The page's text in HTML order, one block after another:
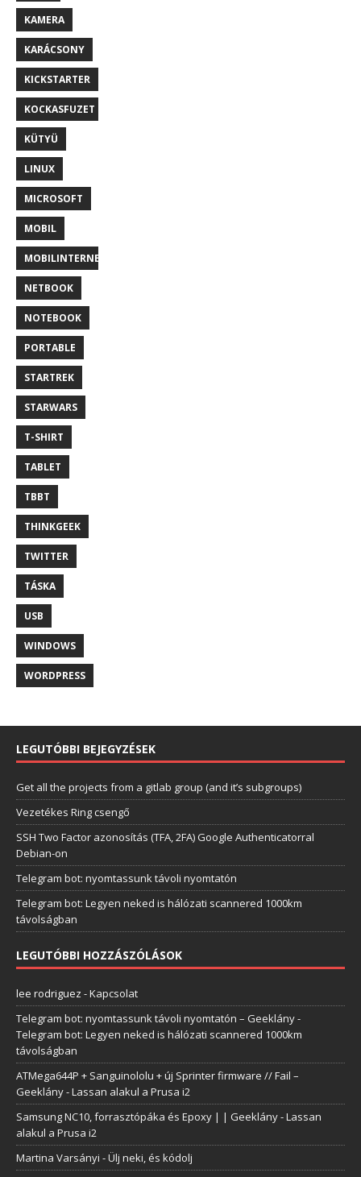
KAMERA
KARÁCSONY
KICKSTARTER
KOCKASFUZET
KÜTYÜ
LINUX
MICROSOFT
MOBIL
MOBILINTERNET
NETBOOK
NOTEBOOK
PORTABLE
STARTREK
STARWARS
T-SHIRT
TABLET
TBBT
THINKGEEK
TWITTER
TÁSKA
USB
WINDOWS
WORDPRESS
LEGUTÓBBI BEJEGYZÉSEK
Get all the projects from a gitlab group (and it’s subgroups)
Vezetékes Ring csengő
SSH Two Factor azonosítás (TFA, 2FA) Google Authenticatorral
Debian-on
Telegram bot: nyomtassunk távoli nyomtatón
Telegram bot: Legyen neked is hálózati scannered 1000km
távolságban
LEGUTÓBBI HOZZÁSZÓLÁSOK
lee rodriguez -Kapcsolat
Telegram bot: nyomtassunk távoli nyomtatón – Geeklány-
Telegram bot: Legyen neked is hálózati scannered 1000km
távolságban
ATMega644P + Sanguinololu + új Sprinter firmware // Fail –
Geeklány-Lassan alakul a Prusa i2
Samsung NC10, forrasztópáka és Epoxy | | Geeklány-Lassan
alakul a Prusa i2
Martina Varsányi -Ülj neki, és kódolj